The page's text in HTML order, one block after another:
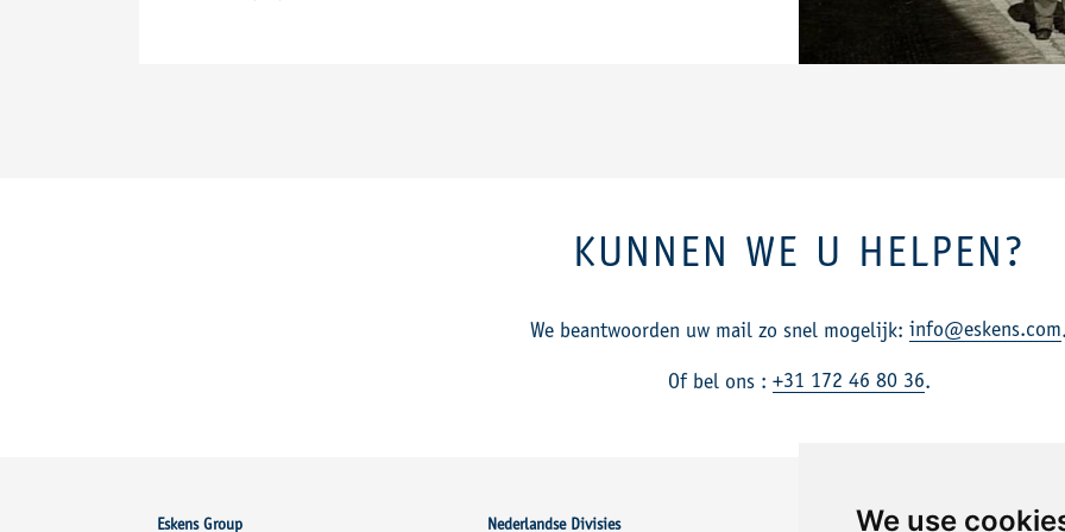
We use
KUNNEN WE U HELPEN?
We beantwoorden uw mail zo snel mogelijk: info@eskens.com.
Of bel ons : +31 172 46 80 36.
Eskens Group Nederlandse Divisies Buitenlandse Divisies